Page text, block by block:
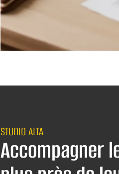
STUDIO ALTA
Accompagner